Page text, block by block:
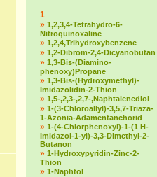
1
» 1,2,3,4-Tetrahydro-6-
Nitroquinoxaline
» 1,2,4,Trihydroxybenzene
» 1,2-Dibrom-2,4-Dicyanobutan
» 1,3-Bis-(Diamino-
phenoxy)Propane
» 1,3-Bis-(Hydroxymethyl)-
Imidazolidin-2-Thion
» 1,5-,2,3-,2,7-,Naphtalenediol
» 1-(3-Chloroallyl)-3,5,7-Triaza-
1-Azonia-Adamentanchorid
» 1-(4-Chlorphenoxyl)-1-(1 H-
Imidazol-1-yl)-3,3-Dimethyl-2-
Butanon
» 1-Hydroxypyridin-Zinc-2-
Thion
» 1-Naphtol